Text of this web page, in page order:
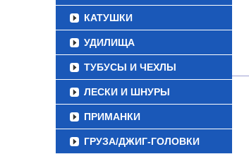
КАТУШКИ
УДИЛИЩА
ТУБУСЫ И ЧЕХЛЫ
ЛЕСКИ И ШНУРЫ
ПРИМАНКИ
ГРУЗА/ДЖИГ-ГОЛОВКИ